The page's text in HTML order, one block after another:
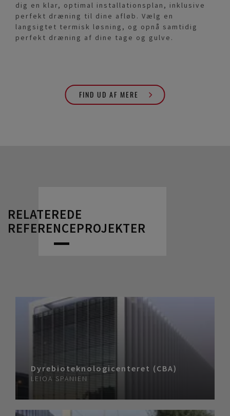
dig en klar, optimal installationsplan, inklusive
perfekt dræning til dine afløb. Vælg en
langsigtet termisk løsning, og opnå samtidig
perfekt dræning af dine tage og gulve.
FIND UD AF MERE
RELATEREDE
REFERENCEPROJEKTER
Dyrebioteknologicenteret (CBA)
LEIOA SPANIEN